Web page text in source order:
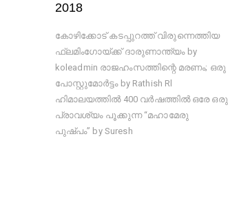
2018
കോഴിക്കോട് കടപ്പുറത്ത് വിരുന്നെത്തിയ
ഫ്ലമിംഗോയ്ക്ക് ദാരുണാന്ത്യം by
koleadmin രാജഹംസത്തിന്റെ മരണം; ഒരു
പോസ്റ്റുമോര്‍ട്ടം by Rathish Rl
ഹിമാലയത്തിൽ 400 വർഷത്തിൽ ഒരേ ഒരു
പ്രാവശ്യം പൂക്കുന്ന “മഹാമേരു
പുഷ്പം” by Suresh